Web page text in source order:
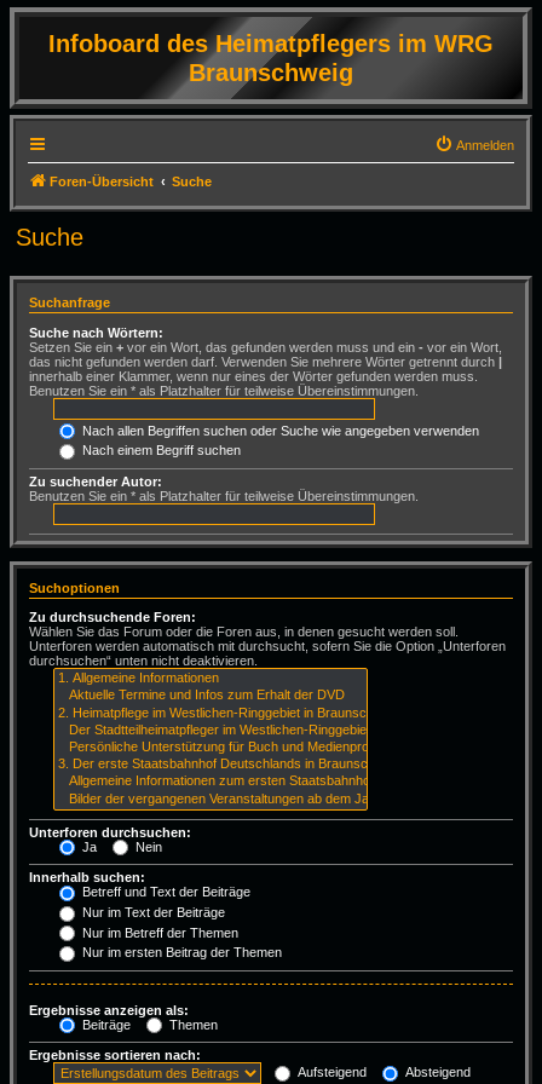
Infoboard des Heimatpflegers im WRG
Braunschweig
Anmelden
Foren-Übersicht Suche
Suche
Suchanfrage
Suche nach Wörtern:
Setzen Sie ein + vor ein Wort, das gefunden werden muss und ein - vor ein Wort,
das nicht gefunden werden darf. Verwenden Sie mehrere Wörter getrennt durch |
innerhalb einer Klammer, wenn nur eines der Wörter gefunden werden muss.
Benutzen Sie ein * als Platzhalter für teilweise Übereinstimmungen.
Nach allen Begriffen suchen oder Suche wie angegeben verwenden
Nach einem Begriff suchen
Zu suchender Autor:
Benutzen Sie ein * als Platzhalter für teilweise Übereinstimmungen.
Suchoptionen
Zu durchsuchende Foren:
Wählen Sie das Forum oder die Foren aus, in denen gesucht werden soll.
Unterforen werden automatisch mit durchsucht, sofern Sie die Option „Unterforen
durchsuchen“ unten nicht deaktivieren.
Unterforen durchsuchen:
Ja
Nein
Innerhalb suchen:
Betreff und Text der Beiträge
Nur im Text der Beiträge
Nur im Betreff der Themen
Nur im ersten Beitrag der Themen
Ergebnisse anzeigen als:
Beiträge
Themen
Ergebnisse sortieren nach:
Aufsteigend
Absteigend